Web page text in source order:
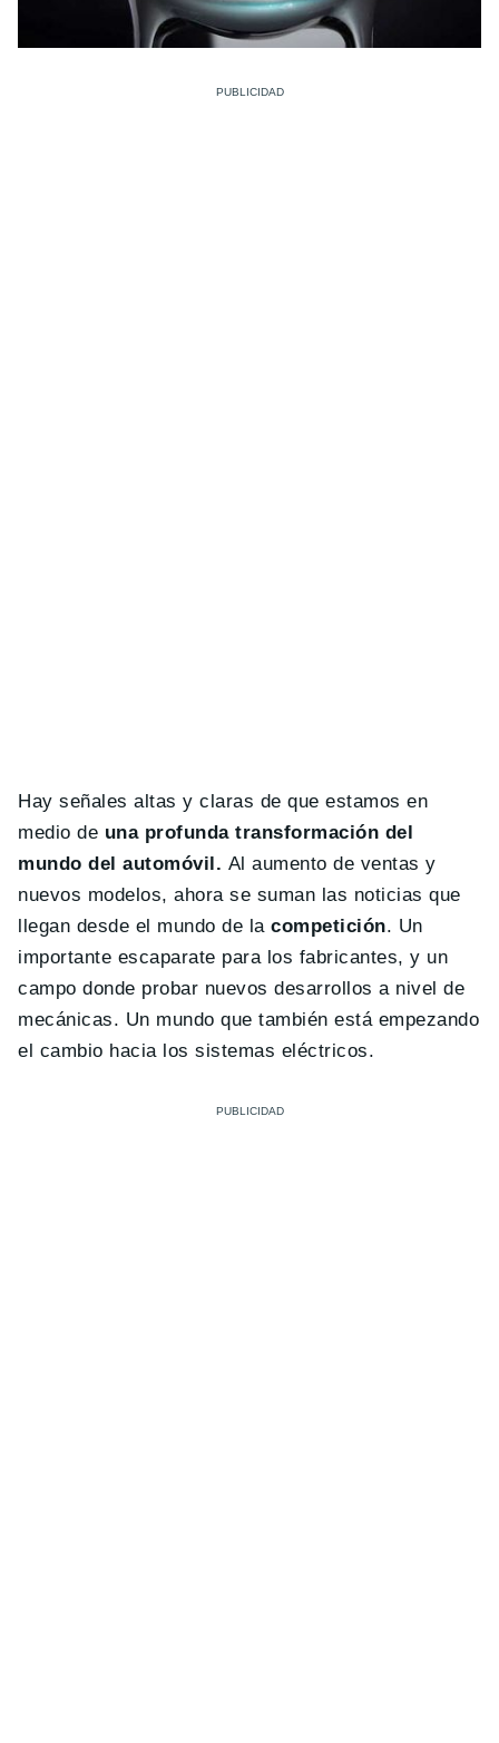
Hay señales altas y claras de que estamos en
medio de una profunda transformación del
mundo del automóvil. Al aumento de ventas y
nuevos modelos, ahora se suman las noticias que
llegan desde el mundo de lacompetición. Un
importante escaparate para los fabricantes, y un
campo donde probar nuevos desarrollos a nivel de
mecánicas. Un mundo que también está empezando
el cambio hacia los sistemas eléctricos.